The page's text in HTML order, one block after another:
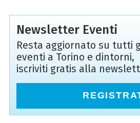
Newsletter Eventi
Resta aggiornato su tutti
eventi a Torino e dintorni,
iscriviti gratis alla